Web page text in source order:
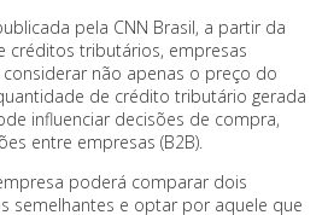
pela CNN Brasil, a partir da
créditos tributários, empresas
não apenas o preço do
de crédito tributário gerada
influenciar decisões de compra,
entre empresas (B2B).
poderá comparar dois
semelhantes e optar por aquele que